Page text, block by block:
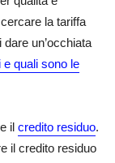
la tariffa
un’occhiata
e quali sono le
il credito residuo.
il credito residuo